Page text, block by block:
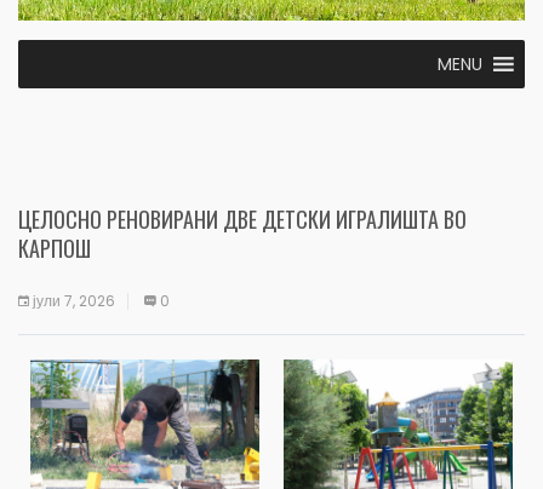
MENU
ЦЕЛОСНО РЕНОВИРАНИ ДВЕ ДЕТСКИ ИГРАЛИШТА ВО
КАРПОШ
јули 7, 2026 0